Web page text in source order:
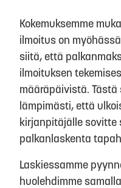
Kokemuksemme
ilmoitus on
siitä, että
ilmoituksen
määräpäivistä.
lämpimästi, että
kirjanpitäjälle sovitte
palkanlaskenta
Laskiessamme
huolehdimme